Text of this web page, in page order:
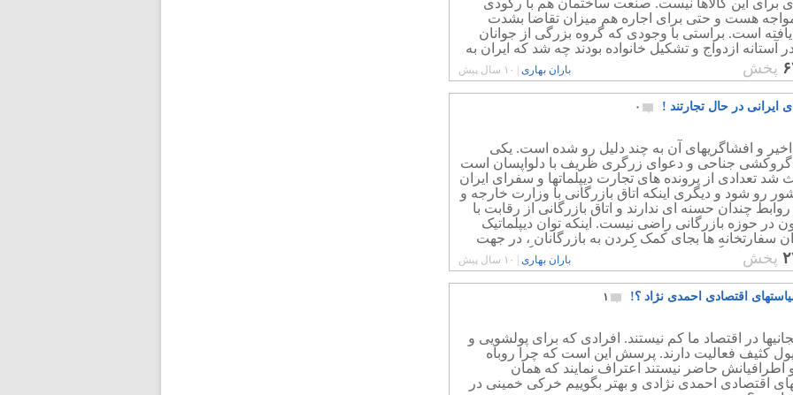
برای این کالاها نیست. صنعت ساختمان هم با رکودی
هست و حتی برای اجاره هم میزان تقاضا بشدت
است. براستی با وجودی که گروه بزرگی از جوانان
در آستانه ازدواج و تشکیل خانواده بودند چه شد که ایران به
فزاینده رسید؟
پخش باران بهاری ۱۰ سال پیش
ایرانی در حال تجارتند ! ۰
اخیر و افشاگریهای آن به چند دلیل رو شده است. یکی
گروکشی جناحی و دعوای زرگری ظریف با دلواپسان است
شد تعدادی از پرونده های تجارت دیپلماتها و سفرای ایران
8 کشور رو شود و دیگری اینکه اتاق بازرگانی با وزارت خارجه و
چندان حسنه ای ندارند و اتاق بازرگانی از رقابت با
در حوزه بازرگانی راضی نیست. اینکه توان دیپلماتیک
سفارتخانه ها بجای کمک کردن به بازرگانان ، در جهت
تحدید بازرگانی تجار قرار گرفته است و بازرگانان بجای
حمایت دیپلماتها باشند ، نگران فساد و رقابت این
تازه تاجر شده هستند!
پخش باران بهاری ۱۰ سال پیش
اقتصادی احمدی نژاد ؟! ۱
در اقتصاد ما کم نیستند. افرادی که برای پولشویی و
پول کثیف فعالیت دارند. پرسش این است که چرا روباه
اطرافیانش حاضر نیستند اعتراف نمایند که همان
اقتصادی احمدی نژادی و بهتر بگوییم خرکی خمینی در